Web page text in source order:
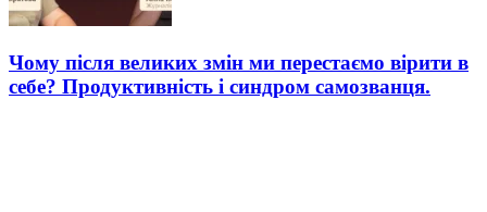
Чому після великих змін ми перестаємо вірити в
себе? Продуктивність і синдром самозванця.